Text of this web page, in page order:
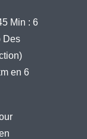
Min : 6
Des
en 6